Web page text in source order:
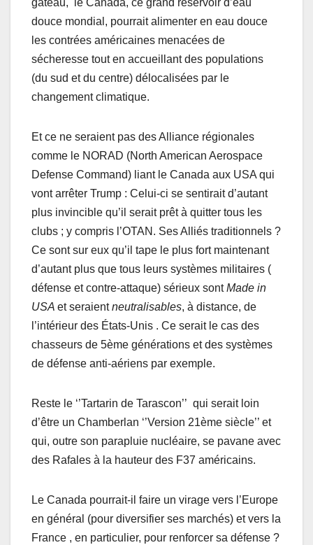
gâteau, le Canada, ce grand réservoir d’eau
douce mondial, pourrait alimenter en eau douce
les contrées américaines menacées de
sécheresse tout en accueillant des populations
(du sud et du centre) délocalisées par le
changement climatique.
Et ce ne seraient pas des Alliance régionales
comme le NORAD (North American Aerospace
Defense Command) liant le Canada aux USA qui
vont arrêter Trump : Celui-ci se sentirait d’autant
plus invincible qu’il serait prêt à quitter tous les
clubs ; y compris l’OTAN. Ses Alliés traditionnels ?
Ce sont sur eux qu’il tape le plus fort maintenant
d’autant plus que tous leurs systèmes militaires (
défense et contre-attaque) sérieux sontMade in
USA et seraientneutralisables, à distance, de
l’intérieur des États-Unis . Ce serait le cas des
chasseurs de 5ème générations et des systèmes
de défense anti-aériens par exemple.
Reste le ‘’Tartarin de Tarascon’’ qui serait loin
d’être un Chamberlan ‘’Version 21ème siècle’’ et
qui, outre son parapluie nucléaire, se pavane avec
des Rafales à la hauteur des F37 américains.
Le Canada pourrait-il faire un virage vers l’Europe
en général (pour diversifier ses marchés) et vers la
France , en particulier, pour renforcer sa défense ?